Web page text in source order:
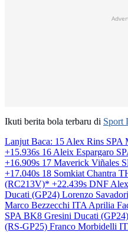
Ikuti berita bola terbaru di Sport
Lanjut Baca: 15 Alex Rins SPA
+15.936s 16 Aleix Espargaro
+16.909s 17 Maverick Viñales
+17.040s 18 Somkiat Chantra
(RC213V)* +22.439s DNF
Ducati (GP24) Lorenzo
Marco Bezzecchi ITA Aprilia
SPA BK8 Gresini Ducati
(RS-GP25) Franco Morbidelli